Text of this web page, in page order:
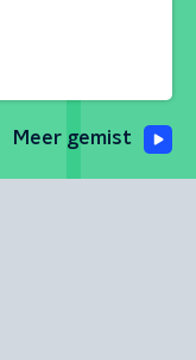
Meer gemist